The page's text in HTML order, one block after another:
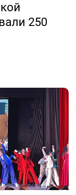
250